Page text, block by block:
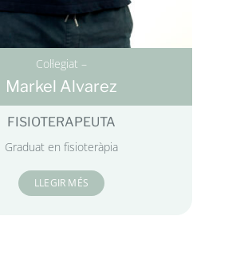
Col·legiat –
Markel Alvarez
FISIOTERAPEUTA
Graduat en fisioteràpia
LLEGIR MÉS